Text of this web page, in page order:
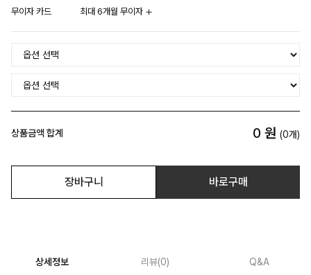
무이자 카드 최대 6개월 무이자
상품금액 합계 0 원 (0개)
장바구니 바로구매
상세정보 리뷰(0) Q&A